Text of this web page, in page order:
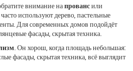
внимание напровансили
часто используют дерево, пастельные
Для современных домов подойдёт
фасады, скрытая техника.
. Он хорош, когда площадь небольшая:
фасады, скрытая техника, всё выглядит